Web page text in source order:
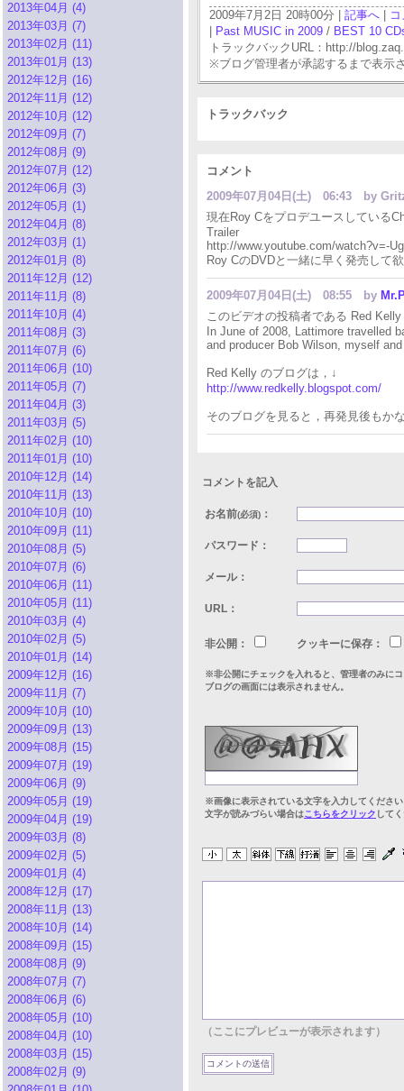
2013年04月 (4)
2013年03月 (7)
2013年02月 (11)
2013年01月 (13)
2012年12月 (16)
2012年11月 (12)
2012年10月 (12)
2012年09月 (7)
2012年08月 (9)
2012年07月 (12)
2012年06月 (3)
2012年05月 (1)
2012年04月 (8)
2012年03月 (1)
2012年01月 (8)
2011年12月 (12)
2011年11月 (8)
2011年10月 (4)
2011年08月 (3)
2011年07月 (6)
2011年06月 (10)
2011年05月 (7)
2011年04月 (3)
2011年03月 (5)
2011年02月 (10)
2011年01月 (10)
2010年12月 (14)
2010年11月 (13)
2010年10月 (10)
2010年09月 (11)
2010年08月 (5)
2010年07月 (6)
2010年06月 (11)
2010年05月 (11)
2010年03月 (4)
2010年02月 (5)
2010年01月 (14)
2009年12月 (16)
2009年11月 (7)
2009年10月 (10)
2009年09月 (13)
2009年08月 (15)
2009年07月 (19)
2009年06月 (9)
2009年05月 (19)
2009年04月 (19)
2009年03月 (8)
2009年02月 (5)
2009年01月 (4)
2008年12月 (17)
2008年11月 (13)
2008年10月 (14)
2008年09月 (15)
2008年08月 (9)
2008年07月 (7)
2008年06月 (6)
2008年05月 (10)
2008年04月 (10)
2008年03月 (15)
2008年02月 (9)
2009年7月2日 20時00分 | 記事へ
Past MUSIC in 2009 / BEST 10
トラックバックURL：http://
※ブログ管理者が承認するまで表示
トラックバック
コメント
2009年07月04日(土) 06:43 by
現在Roy Cをプロデユースしている
Trailer
http://www.youtube.com/watch?v=-
Roy CのDVDと一緒に早く発売して
2009年07月04日(土) 08:55 by
このビデオの投稿者である Red
In June of 2008, Lattimore travelled
and producer Bob Wilson, myself
Red Kelly のブログは，↓
http://www.redkelly.blogspot.com/
そのブログを見ると，再発見後もか
コメントを記入
お名前(必須) ：
パスワード：
メール：
URL：
非公開： クッキーに保存：
※非公開にチェックを入れると、管理者のみに
ブログの画面には表示されません。
※画像に表示されている文字を入力してくださ
文字が読みづらい場合はこちらをクリック して
（ここにプレビューが表示されます）